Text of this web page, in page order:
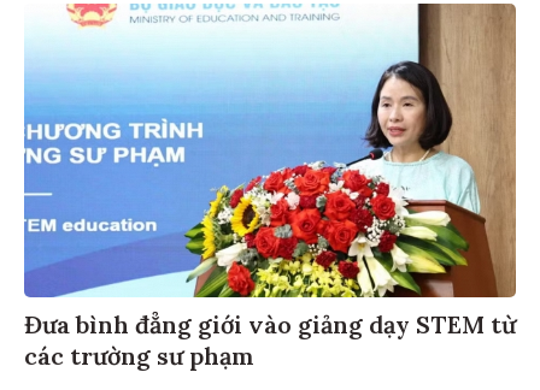
Đưa bình đẳng giới vào giảng dạy STEM từ
các trường sư phạm